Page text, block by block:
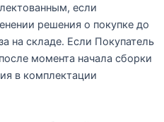
если
решения о покупке до
на складе. Если Покупатель
момента начала сборки
в комплектации